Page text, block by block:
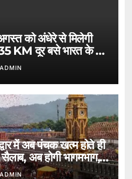
को अंधेरे से मिलेगी
KM दूर बसे भारत के ये
ADMIN
में अब पंचक खत्म होते ही
अब होगी भागमभाग,
परीक्षा।